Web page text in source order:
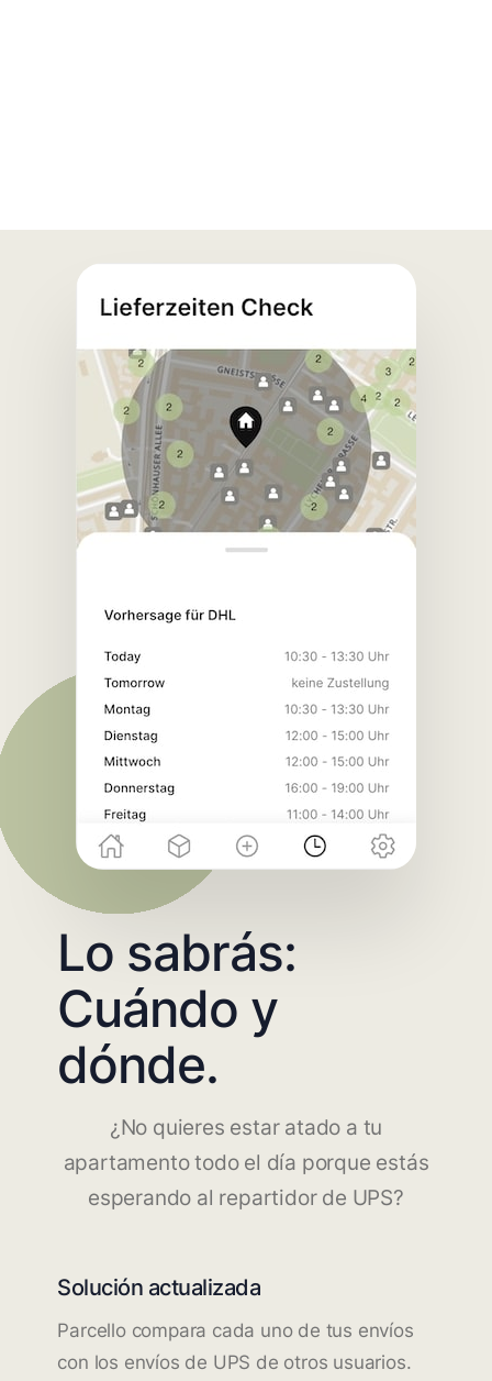
Lo sabrás:
Cuándo y
dónde.
¿No quieres estar atado a tu
apartamento todo el día porque estás
esperando al repartidor de UPS?
Solución actualizada
Parcello compara cada uno de tus envíos
con los envíos de UPS de otros usuarios.